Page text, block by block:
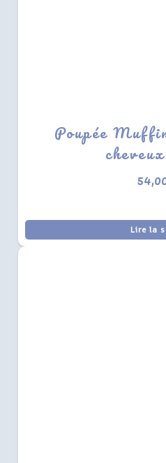
Poupée
Lire la